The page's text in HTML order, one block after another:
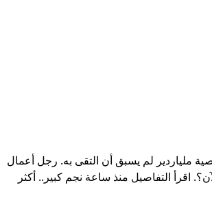
ملياردير لم يسبق أن التقى به. رجل أعمال
اقرأ التفاصيل منذ ساعة نجم كبير.. أكثر